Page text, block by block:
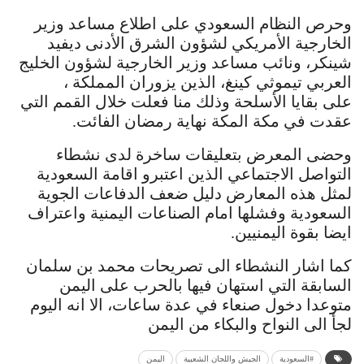
وحرص النظام السعودي على اطلاع مساعد وزير
الخارجية الأمريكي لشؤون الشرق الأدنى ديفيد
شينكر، ونائب مساعد وزير الخارجية لشؤون الخليج
العربي تيموثي كينغ، الذين يزوران المملكة ،
على بقايا الأسلحة وذلك منا فعلت خلال القمم التي
عقدت في مكة المكة نهاية رمضان الفائت.
وحضى المعرض بتعليقات ساخرة لدى نشطاء
التواصل الاجتماعي الذين اعتبرو اقامة السعودية
لمثل هذه المعارض دليل ضعف الدفاعات الجوية
السعودية وفشلها امام الصناعات اليمنية واعتراف
ايضا بقوة اليمنيين.
كما اشار النشطاء الى تصريحات محمد بن سلمان
السابقة التي استهان فيها بالحرب على اليمن
متوعدا دخول صنعاء في عدة ساعات، الا انه اليوم
لجأ الى النواح والبكاء من اليمن
#السعودية الجيش واللجان الشعبية اليمن